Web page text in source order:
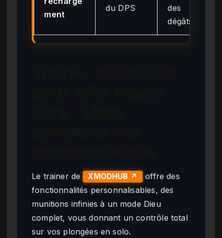
ment
du DPS
des
dégâts)
Le trainer de XMODHUB ↗
offre des
fonctionnalités personnalisables, des
munitions infinies à un mode Dieu
complet, vous donnant un contrôle total
sur vos plongées en solo.